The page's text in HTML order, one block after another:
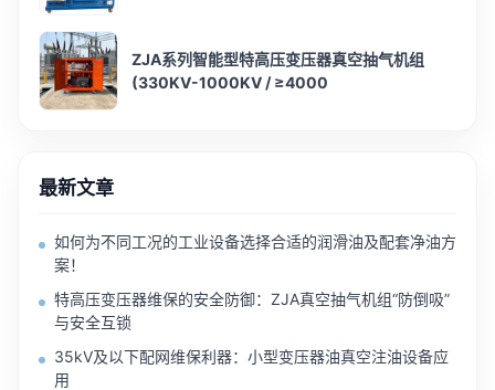
ZJA系列智能型特高压变压器真空抽气机组
(330KV-1000KV / ≥4000
最新文章
如何为不同工况的工业设备选择合适的润滑油及配套净油方
案！
特高压变压器维保的安全防御：ZJA真空抽气机组“防倒吸”
与安全互锁
35kV及以下配网维保利器：小型变压器油真空注油设备应
用